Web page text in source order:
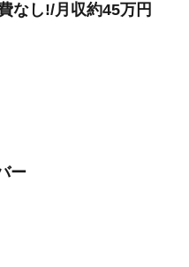
なし!/月収約45万円
ー